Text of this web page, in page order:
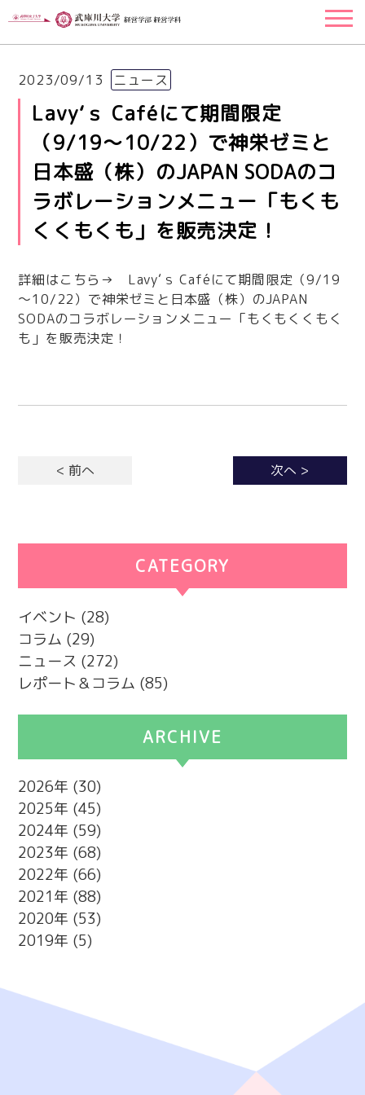
2023/09/13 ニュース
Lavy‘ｓ Caféにて期間限定
（9/19～10/22）で神栄ゼミと
日本盛（株）のJAPAN SODAのコ
ラボレーションメニュー「もくも
くくもくも」を販売決定！
詳細はこちら→ Lavy‘ｓ Caféにて期間限定（9/19
～10/22）で神栄ゼミと日本盛（株）のJAPAN
SODAのコラボレーションメニュー「もくもくくもく
も」を販売決定！
< 前へ 次へ >
CATEGORY
イベント (28)
コラム (29)
ニュース (272)
レポート＆コラム (85)
ARCHIVE
2026
(30)
2025
(45)
2024
(59)
2023
(68)
2022
(66)
2021
(88)
2020
(53)
2019
(5)